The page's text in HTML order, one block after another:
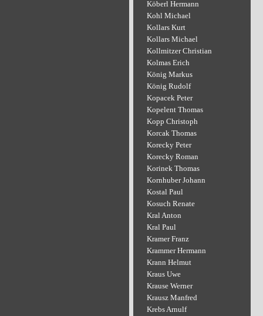
Köberl Hermann
Kohl Michael
Kollars Kurt
Kollars Michael
Kollmitzer Christian
Kolmas Erich
König Markus
König Rudolf
Kopacek Peter
Kopelent Thomas
Kopp Christoph
Korcak Thomas
Korecky Peter
Korecky Roman
Korinek Thomas
Kornhuber Johann
Kostal Paul
Kosuch Renate
Kral Anton
Kral Paul
Kramer Franz
Krammer Hermann
Krann Helmut
Kraus Uwe
Krause Werner
Krausz Manfred
Krebs Arnulf